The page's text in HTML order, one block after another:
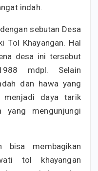
indah.
sebutan Desa
Tol Khayangan. Hal
desa ini tersebut
mdpl. Selain
dan hawa yang
daya tarik
yang mengunjungi
bisa membagikan
tol khayangan